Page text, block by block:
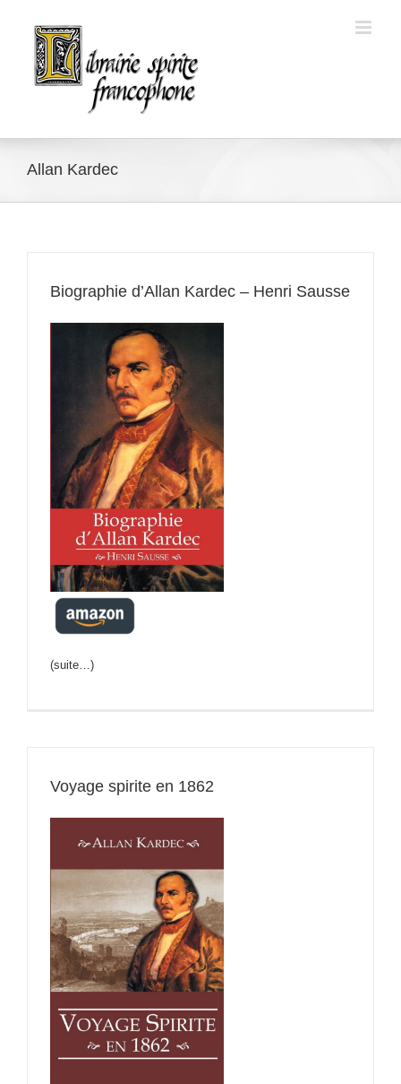
content
Allan Kardec
Biographie d’Allan Kardec – Henri Sausse
(suite…)
Voyage spirite en 1862